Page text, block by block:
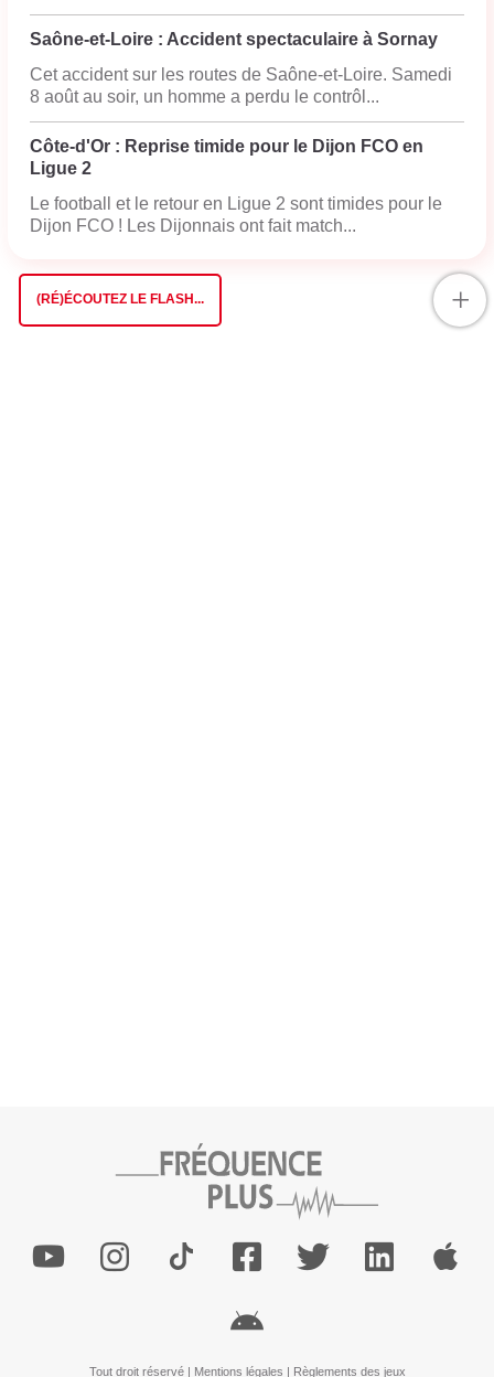
Saône-et-Loire : Accident spectaculaire à Sornay
Cet accident sur les routes de Saône-et-Loire. Samedi
8 août au soir, un homme a perdu le contrôl...
Côte-d'Or : Reprise timide pour le Dijon FCO en
Ligue 2
Le football et le retour en Ligue 2 sont timides pour le
Dijon FCO ! Les Dijonnais ont fait match...
(RÉ)ÉCOUTEZ LE FLASH... +
Tout droit réservé | Mentions légales | Règlements des jeux